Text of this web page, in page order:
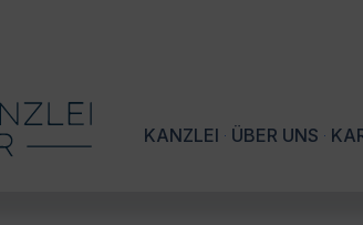
KANZLEI ÜBER UNS